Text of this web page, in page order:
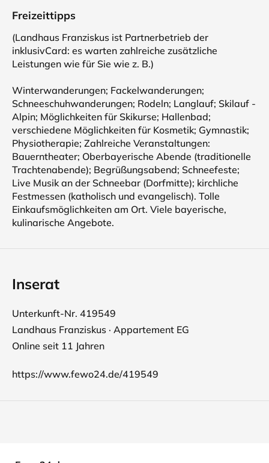
Freizeittipps
(Landhaus Franziskus ist Partnerbetrieb der
inklusivCard: es warten zahlreiche zusätzliche
Leistungen wie für Sie wie z. B.)
Winterwanderungen; Fackelwanderungen;
Schneeschuhwanderungen; Rodeln; Langlauf; Skilauf -
Alpin; Möglichkeiten für Skikurse; Hallenbad;
verschiedene Möglichkeiten für Kosmetik; Gymnastik;
Physiotherapie; Zahlreiche Veranstaltungen:
Bauerntheater; Oberbayerische Abende (traditionelle
Trachtenabende); Begrüßungsabend; Schneefeste;
Live Musik an der Schneebar (Dorfmitte); kirchliche
Festmessen (katholisch und evangelisch). Tolle
Einkaufsmöglichkeiten am Ort. Viele bayerische,
kulinarische Angebote.
Inserat
Unterkunft-Nr. 419549
Landhaus Franziskus · Appartement EG
Online seit 11 Jahren
https://www.fewo24.de/419549